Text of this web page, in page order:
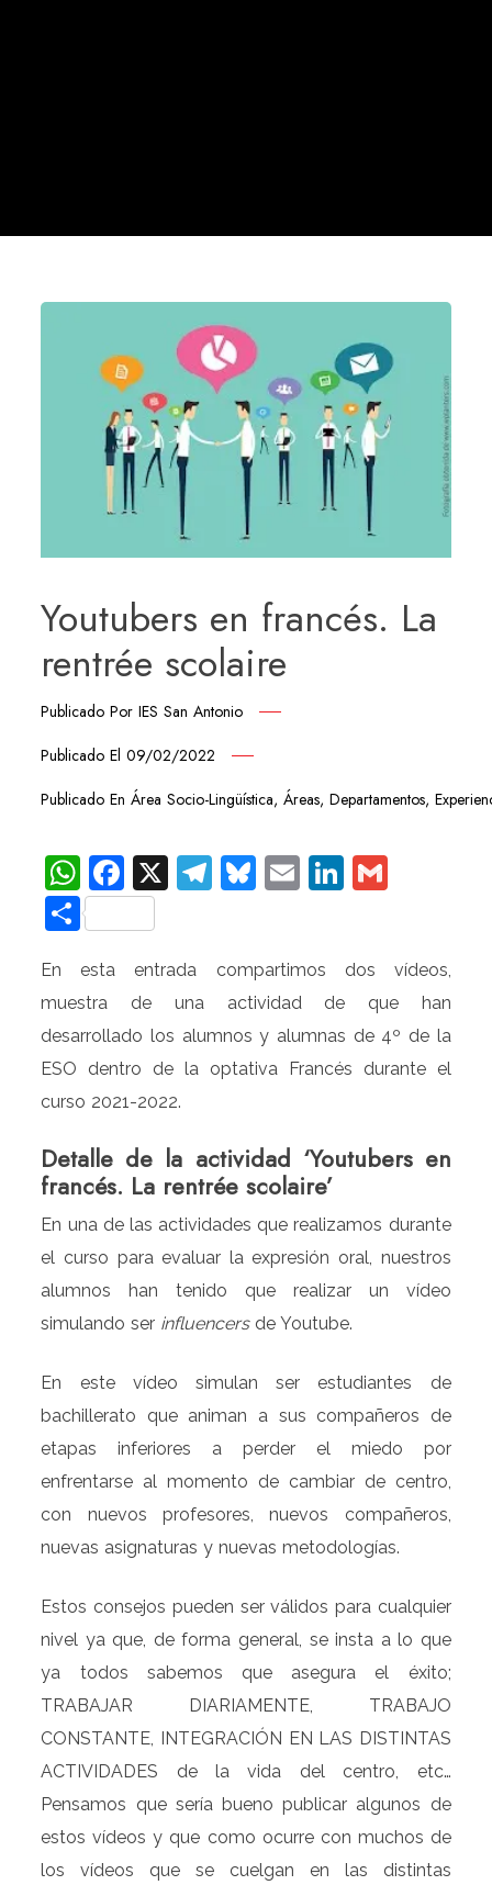
Youtubers en francés. La
rentrée scolaire
Publicado PorIES San Antonio
Publicado El09/02/2022
Publicado EnÁrea Socio-Lingüística,Áreas,Departamentos,
WhatsApp
Facebook
X Telegram
Bluesky
EmailLinkedIn
Compartir
En esta entrada compartimos dos vídeos,
muestra de una actividad de que han
desarrollado los alumnos y alumnas de 4º de la
ESO dentro de la optativa Francés durante el
curso 2021-2022.
Detalle de la actividad ‘Youtubers en
francés. La rentrée scolaire’
En una de las actividades que realizamos durante
el curso para evaluar la expresión oral, nuestros
alumnos han tenido que realizar un vídeo
simulando ser influencersde Youtube.
En este vídeo simulan ser estudiantes de
bachillerato que animan a sus compañeros de
etapas inferiores a perder el miedo por
enfrentarse al momento de cambiar de centro,
con nuevos profesores, nuevos compañeros,
nuevas asignaturas y nuevas metodologías.
Estos consejos pueden ser válidos para cualquier
nivel ya que, de forma general, se insta a lo que
ya todos sabemos que asegura el éxito;
TRABAJAR DIARIAMENTE, TRABAJO
CONSTANTE, INTEGRACIÓN EN LAS DISTINTAS
ACTIVIDADES de la vida del centro, etc…
Pensamos que sería bueno publicar algunos de
estos vídeos y que como ocurre con muchos de
los vídeos que se cuelgan en las distintas